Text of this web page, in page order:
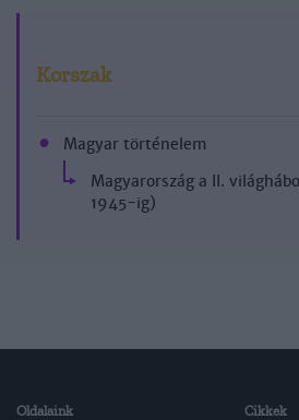
Korszak
Magyar történelem
Magyarország a II.
1945-ig)
Oldalaink Cikkek